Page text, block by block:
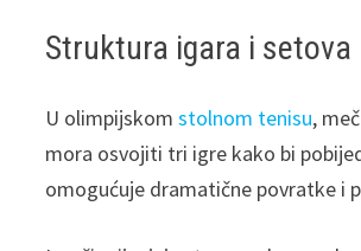
Struktura igara i
U olimpijskomstolnom tenisu,
mora osvojiti tri igre kako bi
omogućuje dramatične povratke i